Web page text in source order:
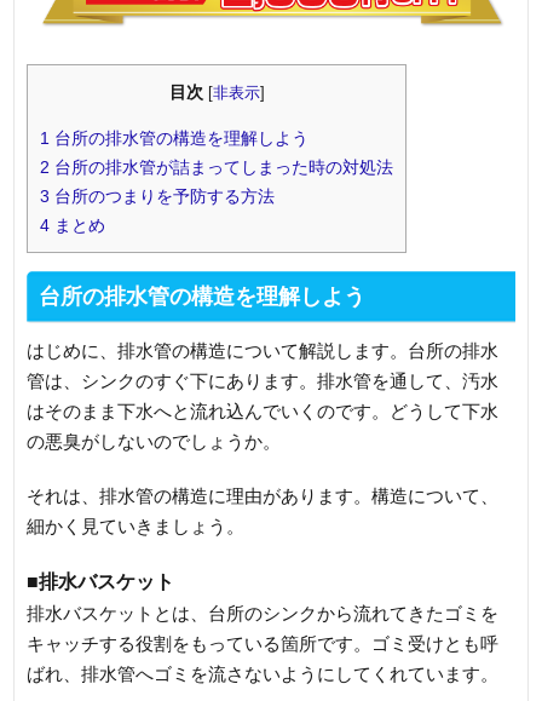
目次 [非表示]
1 台所の排水管の構造を理解しよう
2 台所の排水管が詰まってしまった時の対処法
3 台所のつまりを予防する方法
4 まとめ
台所の排水管の構造を理解しよう
はじめに、排水管の構造について解説します。台所の排水
管は、シンクのすぐ下にあります。排水管を通して、汚水
はそのまま下水へと流れ込んでいくのです。どうして下水
の悪臭がしないのでしょうか。
それは、排水管の構造に理由があります。構造について、
細かく見ていきましょう。
■排水バスケット
排水バスケットとは、台所のシンクから流れてきたゴミを
キャッチする役割をもっている箇所です。ゴミ受けとも呼
ばれ、排水管へゴミを流さないようにしてくれています。